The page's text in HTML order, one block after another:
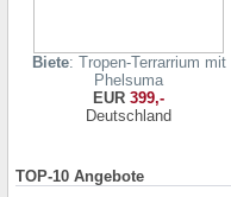
Biete: Tropen-Terrarrium mit
Phelsuma
EUR 399,-
Deutschland
TOP-10 Angebote